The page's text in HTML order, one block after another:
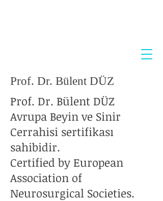
Prof. Dr. Bülent DÜZ
Prof. Dr. Bülent DÜZ
Avrupa Beyin ve Sinir
Cerrahisi sertifikası
sahibidir.
Certified by European
Association of
Neurosurgical Societies.